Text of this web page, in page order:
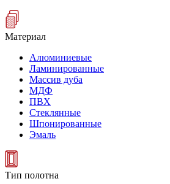
Материал
Алюминиевые
Ламинированные
Массив дуба
МДФ
ПВХ
Стеклянные
Шпонированные
Эмаль
Тип полотна